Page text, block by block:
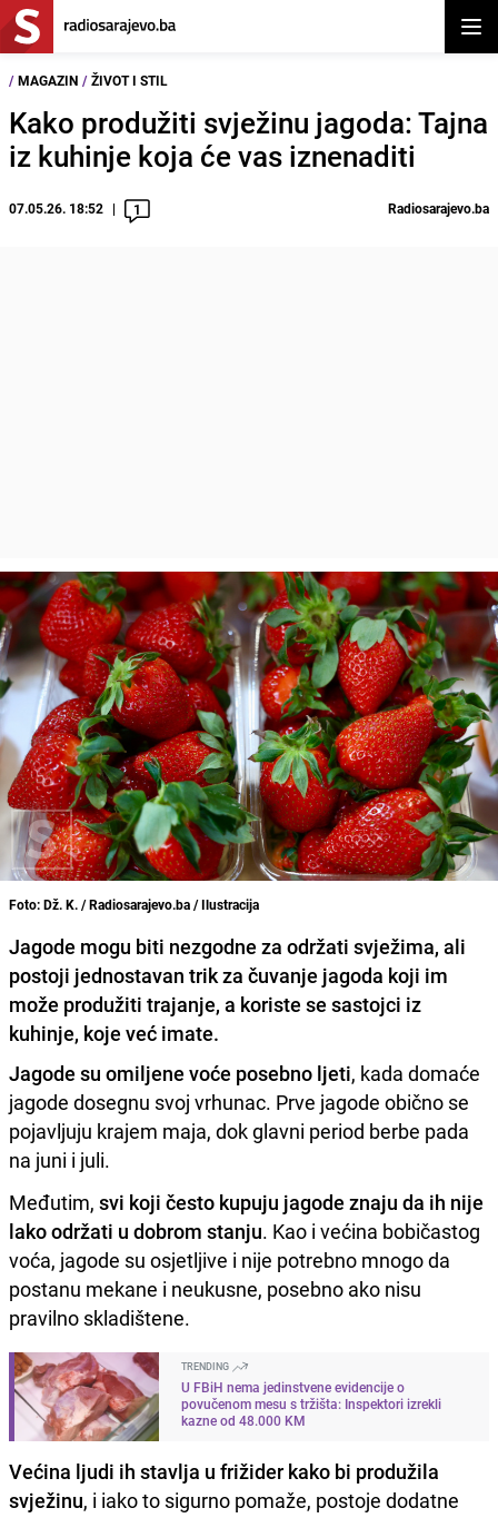
/ MAGAZIN / ŽIVOT I STIL
Kako produžiti svježinu jagoda: Tajna
iz kuhinje koja će vas iznenaditi
07.05.26. 18:52 1 Radiosarajevo.ba
Foto: Dž. K. / Radiosarajevo.ba / Ilustracija
Jagode mogu biti nezgodne za održati svježima, ali
postoji jednostavan trik za čuvanje jagoda koji im
može produžiti trajanje, a koriste se sastojci iz
kuhinje, koje već imate.
Jagode su omiljene voće posebno ljeti, kada domaće
jagode dosegnu svoj vrhunac. Prve jagode obično se
pojavljuju krajem maja, dok glavni period berbe pada
na juni i juli.
Međutim, svi koji često kupuju jagode znaju da ih nije
lako održati u dobrom stanju. Kao i većina bobičastog
voća, jagode su osjetljive i nije potrebno mnogo da
postanu mekane i neukusne, posebno ako nisu
pravilno skladištene.
TRENDING
U FBiH nema jedinstvene evidencije o
povučenom mesu s tržišta: Inspektori izrekli
kazne od 48.000 KM
Većina ljudi ih stavlja u frižider kako bi produžila
svježinu, i iako to sigurno pomaže, postoje dodatne